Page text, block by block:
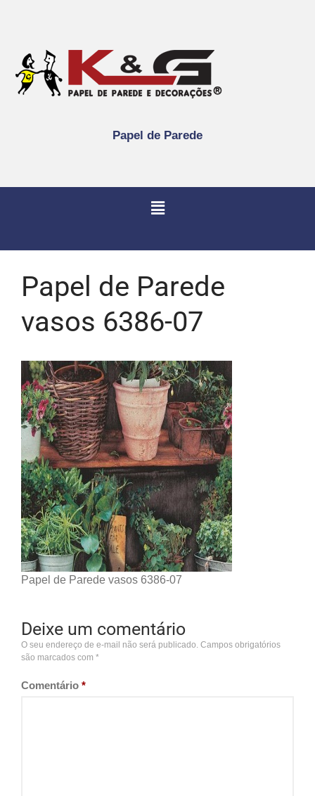
Papel de Parede
Papel de Parede
vasos 6386-07
Papel de Parede vasos 6386-07
Deixe um comentário
O seu endereço de e-mail não será publicado. Campos obrigatórios
são marcados com *
Comentário *